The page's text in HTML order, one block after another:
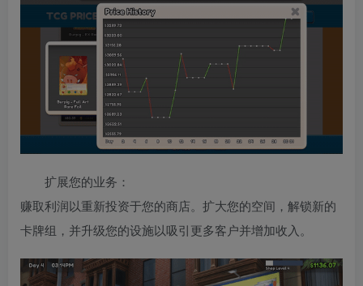
扩展您的业务：
赚取利润以重新投资于您的商店。扩大您的空间，解锁新的
卡牌组，并升级您的设施以吸引更多客户并增加收入。